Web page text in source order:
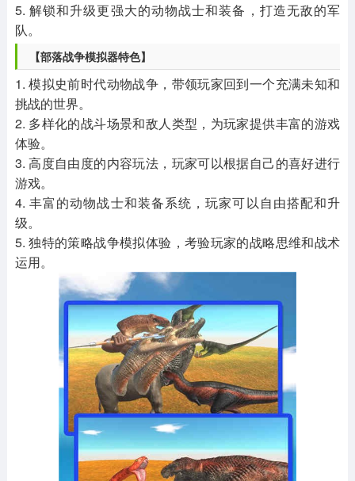
5. 解锁和升级更强大的动物战士和装备，打造无敌的军
队。
【部落战争模拟器特色】
1. 模拟史前时代动物战争，带领玩家回到一个充满未知和
挑战的世界。
2. 多样化的战斗场景和敌人类型，为玩家提供丰富的游戏
体验。
3. 高度自由度的内容玩法，玩家可以根据自己的喜好进行
游戏。
4. 丰富的动物战士和装备系统，玩家可以自由搭配和升
级。
5. 独特的策略战争模拟体验，考验玩家的战略思维和战术
运用。